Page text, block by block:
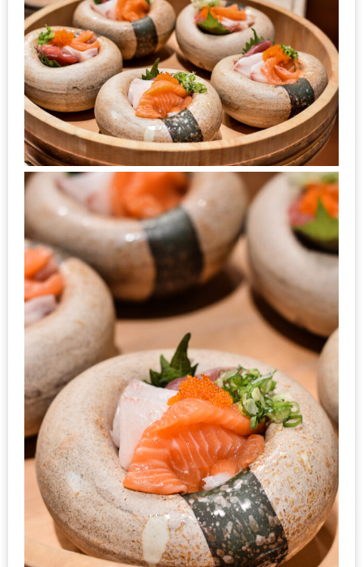
UP,
RAMA
3)
อาหาร
โดน
ใจ
ภาพ
ปิ๊
งด้วย
HUAWEI
G7
สมา
ร์ท
โฟน
เอาใจ
ขา
กิน
โดย
เฉพาะ
อิ่ม